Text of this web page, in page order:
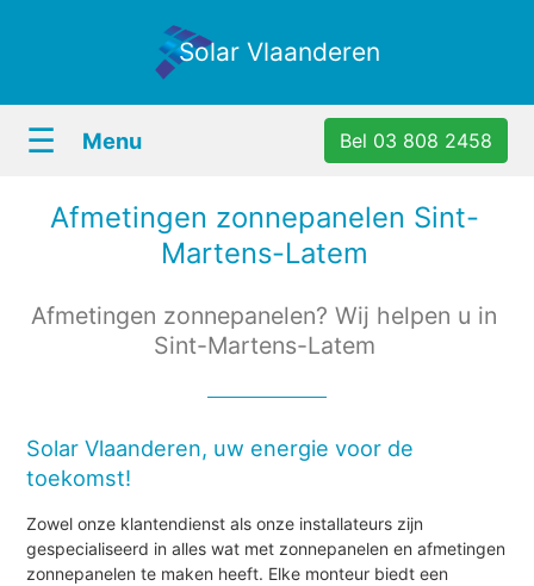
Solar Vlaanderen
☰ Menu Bel 03 808 2458
Afmetingen zonnepanelen Sint-
Martens-Latem
Afmetingen zonnepanelen? Wij helpen u in
Sint-Martens-Latem
Solar Vlaanderen, uw energie voor de
toekomst!
Zowel onze klantendienst als onze installateurs zijn
gespecialiseerd in alles wat met zonnepanelen en afmetingen
zonnepanelen te maken heeft. Elke monteur biedt een